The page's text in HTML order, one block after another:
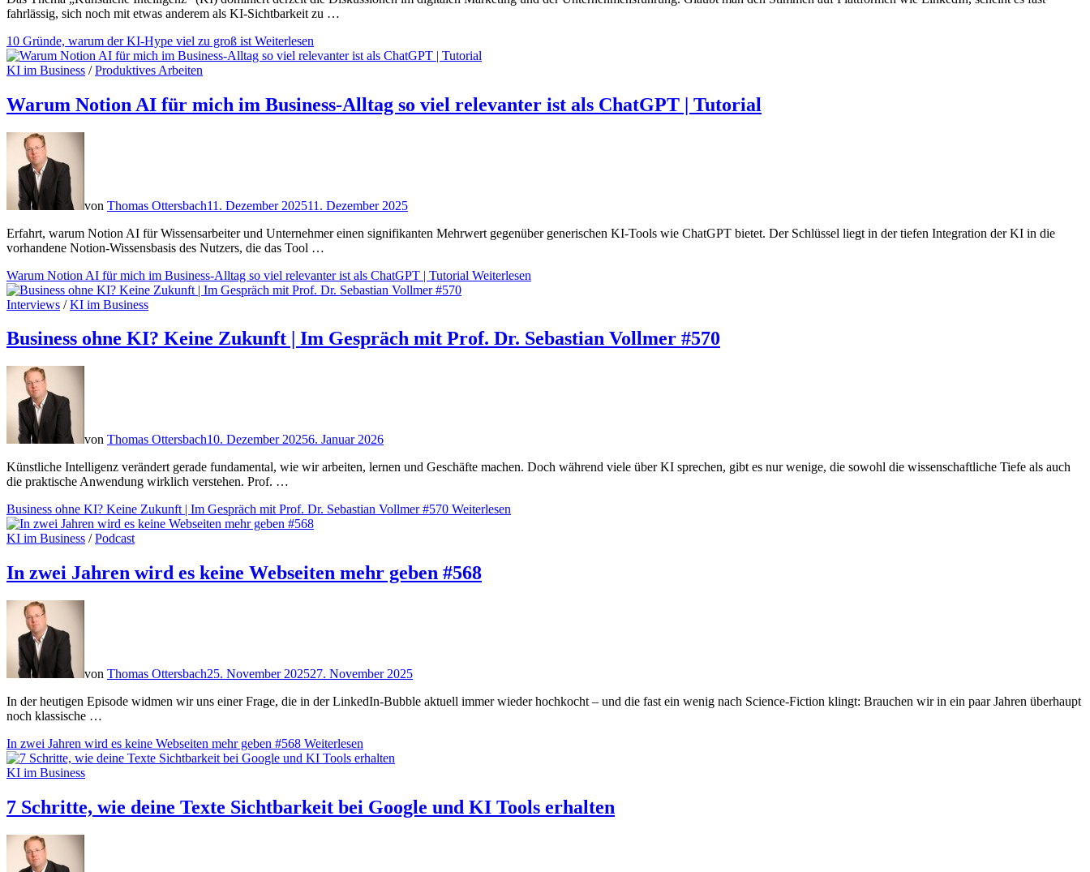
fahrlässig, sich noch mit etwas anderem als KI-Sichtbarkeit zu …
10 Gründe, warum der KI-Hype viel zu groß ist Weiterlesen
KI im Business /Produktives Arbeiten
Warum Notion AI für mich im Business-Alltag so viel relevanter ist als ChatGPT | Tutorial
von Thomas Ottersbach11. Dezember 202511. Dezember 2025
Erfahrt, warum Notion AI für Wissensarbeiter und Unternehmer einen signifikanten Mehrwert gegenüber generischen KI-Tools wie ChatGPT bietet. Der Schlüssel liegt in der tiefen Integration der KI in die
vorhandene Notion-Wissensbasis des Nutzers, die das Tool …
Warum Notion AI für mich im Business-Alltag so viel relevanter ist als ChatGPT | Tutorial Weiterlesen
Interviews /KI im Business
Business ohne KI? Keine Zukunft | Im Gespräch mit Prof. Dr. Sebastian Vollmer #570
von Thomas Ottersbach10. Dezember 20256. Januar 2026
Künstliche Intelligenz verändert gerade fundamental, wie wir arbeiten, lernen und Geschäfte machen. Doch während viele über KI sprechen, gibt es nur wenige, die sowohl die wissenschaftliche Tiefe als auch
die praktische Anwendung wirklich verstehen. Prof. …
Business ohne KI? Keine Zukunft | Im Gespräch mit Prof. Dr. Sebastian Vollmer #570 Weiterlesen
KI im Business /Podcast
In zwei Jahren wird es keine Webseiten mehr geben #568
von Thomas Ottersbach25. November 202527. November 2025
In der heutigen Episode widmen wir uns einer Frage, die in der LinkedIn-Bubble aktuell immer wieder hochkocht – und die fast ein wenig nach Science-Fiction klingt: Brauchen wir in ein paar Jahren überhaupt
noch klassische …
In zwei Jahren wird es keine Webseiten mehr geben #568 Weiterlesen
KI im Business
7 Schritte, wie deine Texte Sichtbarkeit bei Google und KI Tools erhalten